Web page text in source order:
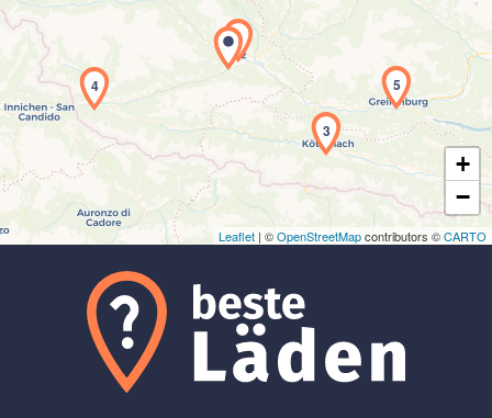
Laden der Karte...
1
3
4 5
+
−
Leaflet | ©OpenStreetMapcontributors ©CARTO